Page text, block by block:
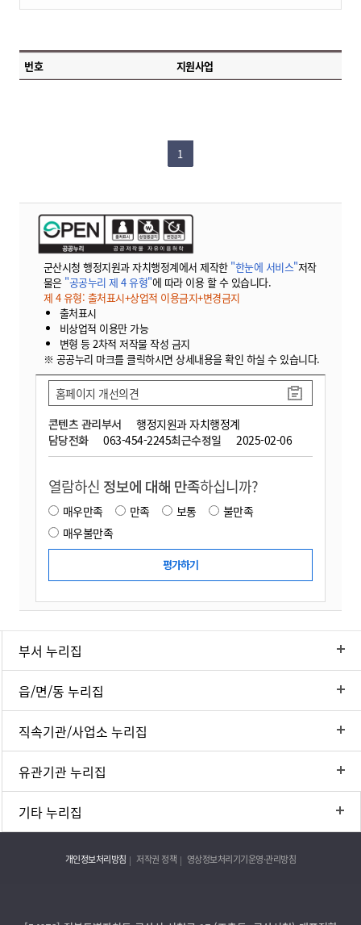
번호 지원사업
1
군산시청 행정지원과 자치행정계에서 제작한 "한눈에 서비스"저작
물은 "공공누리 제 4 유형"에 따라 이용 할 수 있습니다.
제 4 유형: 출처표시+상업적 이용금지+변경금지
출처표시
비상업적 이용만 가능
변형 등 2차적 저작물 작성 금지
※ 공공누리 마크를 클릭하시면 상세내용을 확인 하실 수 있습니다.
콘텐츠 관리부서
행정지원과 자치행정계
담당전화
063-454-2245최근수정일 2025-02-06
홈페이지 개선의견
열람하신 정보에 대해 만족하십니까?
매우만족 만족 보통
불만족
매우불만족
부서 누리집
읍/면/동 누리집
직속기관/사업소 누리집
유관기관 누리집
기타 누리집
개인정보처리방침 저작권 정책 영상정보처리기기운영·관리방침